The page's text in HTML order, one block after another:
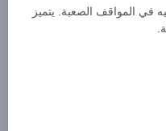
في المواقف الصعبة. يتميز